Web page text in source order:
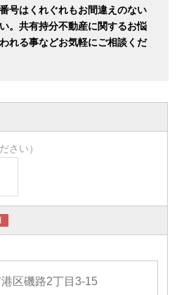
号はくれぐれもお間違えのない
。共有持分不動産に関するお悩
れる事などお気軽にご相談くだ
さい）